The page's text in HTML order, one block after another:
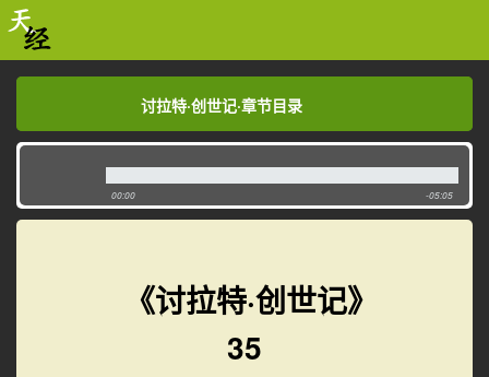
讨拉特·创世记·章节目录
讨拉特·创世记·章节目录
00:00 -05:05
《讨拉特·创世记》
35